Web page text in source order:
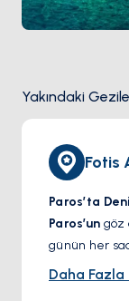
Yakındaki
Fotis
Paros’ta
Paros’un göz
günün her
adres. Rahat
Daha